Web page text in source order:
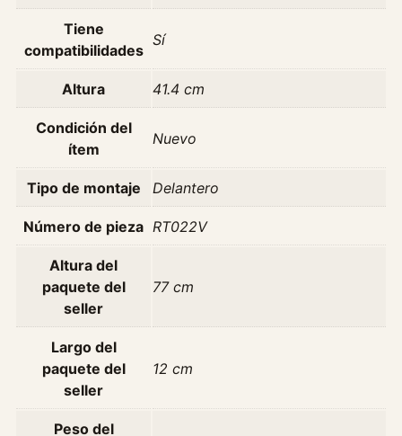
c
0
2
Tiene
compatibilidades
Sí
Altura 41.4 cm
Condición del
ítem
Nuevo
Tipo de montaje Delantero
Número de pieza RT022V
Altura del
paquete del
seller
77 cm
Largo del
paquete del
seller
12 cm
Peso del